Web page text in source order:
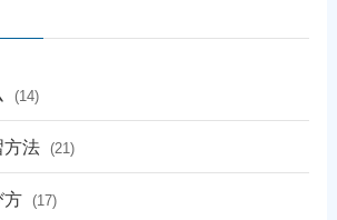
(14)
方法 (21)
方 (17)